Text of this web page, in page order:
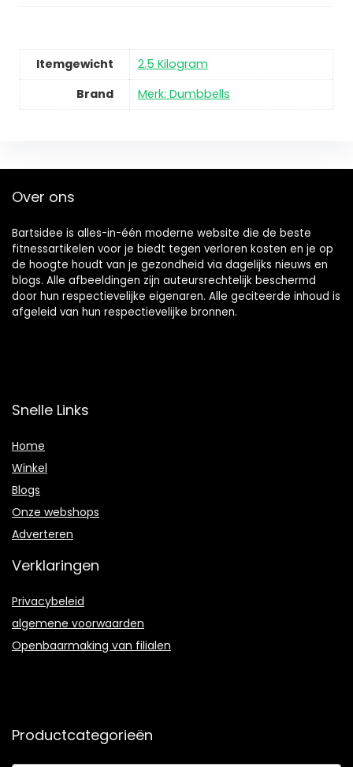
Itemgewicht
2.5 Kilogram
Brand
Merk: Dumbbells
Over ons
Bartsidee is alles-in-één moderne website die de beste
fitnessartikelen voor je biedt tegen verloren kosten en je op
de hoogte houdt van je gezondheid via dagelijks nieuws en
blogs. Alle afbeeldingen zijn auteursrechtelijk beschermd
door hun respectievelijke eigenaren. Alle geciteerde inhoud is
afgeleid van hun respectievelijke bronnen.
Snelle Links
Home
Winkel
Blogs
Onze webshops
Adverteren
Verklaringen
Privacybeleid
algemene voorwaarden
Openbaarmaking van filialen
Productcategorieën